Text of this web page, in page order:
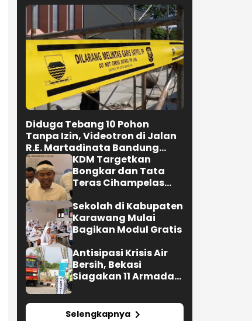
Diduga Tebang 10 Pohon
Tanpa Izin, Videotron di Jalan
R.E. Martadinata Bandung
Disegel
KDM Targetkan
Bongkar dan Tata
Teras Cihampelas
Sekolah di Kabupaten
Karawang Mulai
Bagikan Modul Gratis
Antisipasi Krisis Air
Bersih, Bekasi
Siagakan 11 Armada
Selengkapnya